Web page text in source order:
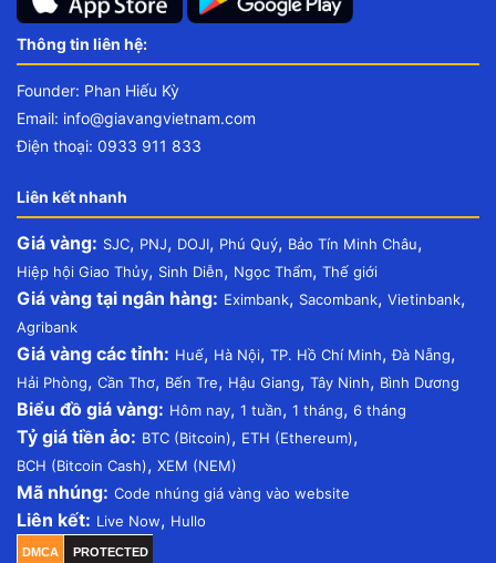
Thông tin liên hệ:
Founder: Phan Hiếu Kỳ
Email: info@giavangvietnam.com
Điện thoại: 0933 911 833
Liên kết nhanh
Giá vàng: SJC, PNJ, DOJI, Phú Quý, Bảo Tín Minh Châu,
Hiệp hội Giao Thủy, Sinh Diễn, Ngọc Thẩm, Thế giới
Giá vàng tại ngân hàng: Eximbank, Sacombank, Vietinbank,
Agribank
Giá vàng các tỉnh: Huế, Hà Nội, TP. Hồ Chí Minh,Đà Nẵng,
Hải Phòng, Cần Thơ, Bến Tre, Hậu Giang, Tây Ninh, Bình Dương
Biểu đồ giá vàng: Hôm nay, 1 tuần, 1 tháng, 6 tháng
Tỷ giá tiền ảo: BTC (Bitcoin), ETH (Ethereum),
BCH (Bitcoin Cash), XEM (NEM)
Mã nhúng: Code nhúng giá vàng vào website
Liên kết: Live Now, Hullo
DMCA PROTECTED